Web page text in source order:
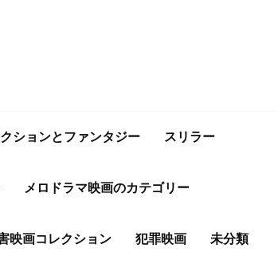
ションとファンタジー スリラー
メロドラマ映画のカテゴリー
映画コレクション 犯罪映画 未分類